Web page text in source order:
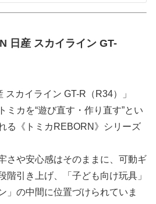
日産 スカイライン GT-
スカイライン GT-R（R34）」
ミカを“遊び直す・作り直す”とい
る《トミカREBORN》シリーズ
さや安心感はそのままに、可動ギ
階引き上げ、「子ども向け玩具」
」の中間に位置づけられていま